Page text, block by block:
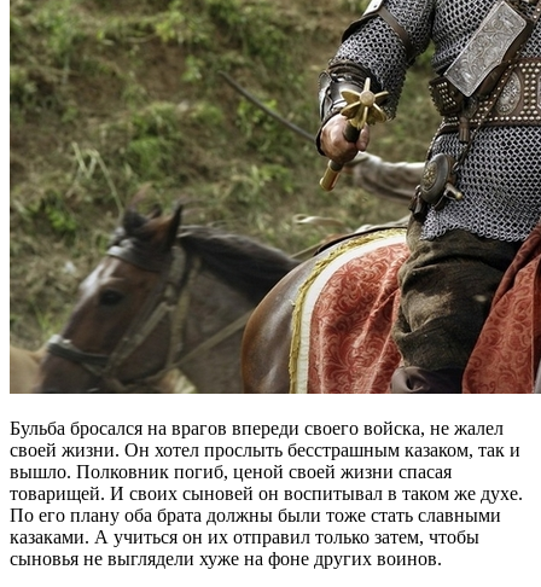
Бульба бросался на врагов впереди своего войска, не жалел
своей жизни. Он хотел прослыть бесстрашным казаком, так и
вышло. Полковник погиб, ценой своей жизни спасая
товарищей. И своих сыновей он воспитывал в таком же духе.
По его плану оба брата должны были тоже стать славными
казаками. А учиться он их отправил только затем, чтобы
сыновья не выглядели хуже на фоне других воинов.